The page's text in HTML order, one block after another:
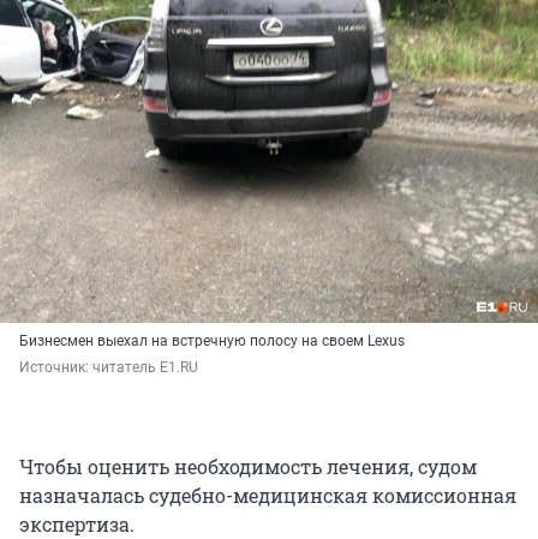
Бизнесмен выехал на встречную полосу на своем Lexus
Источник: читатель E1.RU
Чтобы оценить необходимость лечения, судом
назначалась судебно-медицинская комиссионная
экспертиза.